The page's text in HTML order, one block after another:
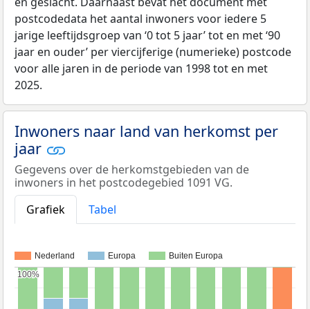
postcodedata het aantal inwoners voor iedere 5
jarige leeftijdsgroep van ‘0 tot 5 jaar’ tot en met ‘90
jaar en ouder’ per viercijferige (numerieke) postcode
voor alle jaren in de periode van 1998 tot en met
2025.
Inwoners naar land van herkomst per
jaar
Gegevens over de herkomstgebieden van de
inwoners in het postcodegebied 1091 VG.
Grafiek
Tabel
Nederland Europa Buiten Europa
100%
100%